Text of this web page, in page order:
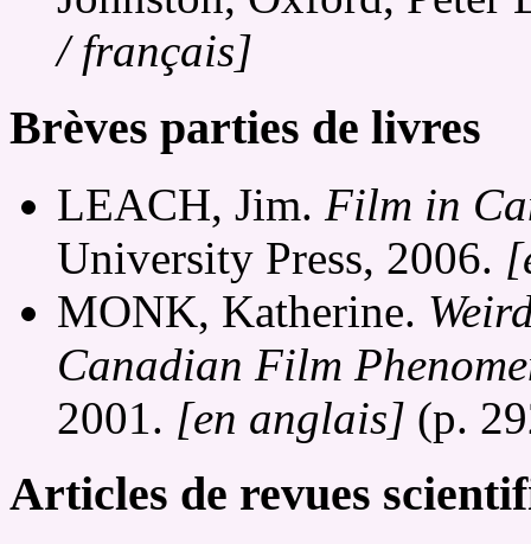
/ français]
Brèves parties de livres
LEACH, Jim. Film in
University Press, 2006.
MONK, Katherine.
Canadian Film
2001. [en anglais] (p.
Articles de revues